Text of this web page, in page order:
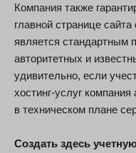
Компания также
главной странице
является стандартным
авторитетных и
удивительно, если
хостинг-услуг
в техническом плане
Создать здесь